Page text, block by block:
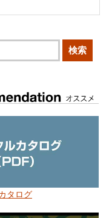
タログ